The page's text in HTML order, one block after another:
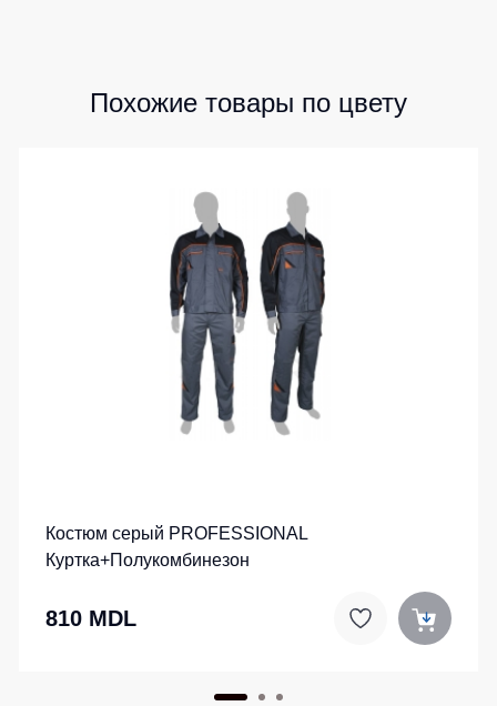
Похожие товары по цвету
Костюм серый PROFESSIONAL
Куртка+Полукомбинезон
810 MDL